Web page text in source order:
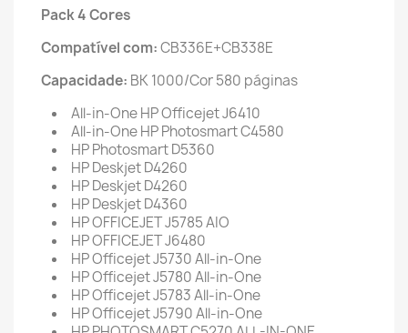
Pack 4 Cores
Compatível com:CB336E+CB338E
Capacidade: BK 1000/Cor 580 páginas
All-in-One HP Officejet J6410
All-in-One HP Photosmart C4580
HP Photosmart D5360
HP Deskjet D4260
HP Deskjet D4260
HP Deskjet D4360
HP OFFICEJET J5785 AIO
HP OFFICEJET J6480
HP Officejet J5730 All-in-One
HP Officejet J5780 All-in-One
HP Officejet J5783 All-in-One
HP Officejet J5790 All-in-One